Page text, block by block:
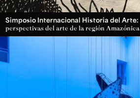
Simposio Internacional Historia del Arte:
perspectivas del arte de la región Amazónica